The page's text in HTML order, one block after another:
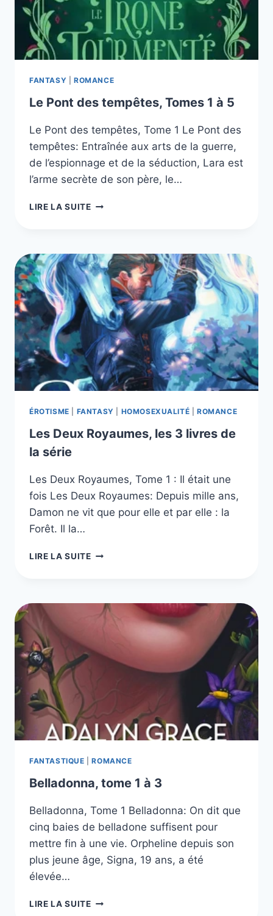
FANTASY ROMANCE
Le Pont des tempêtes, Tomes 1 à 5
Le Pont des tempêtes, Tome 1 Le Pont des
tempêtes: Entraînée aux arts de la guerre,
de l’espionnage et de la séduction, Lara est
l’arme secrète de son père, le…
LIRE LA SUITELE
TOMES
1
À
5
ÉROTISME FANTASY HOMOSEXUALITÉ |ROMANCE
Les Deux Royaumes, les 3 livres de
la série
Les Deux Royaumes, Tome 1 : Il était une
fois Les Deux Royaumes: Depuis mille ans,
Damon ne vit que pour elle et par elle : la
Forêt. Il la…
LIRE LA SUITELES
3
LIVRES
SÉRIE
FANTASTIQUE |ROMANCE
Belladonna, tome 1 à 3
Belladonna, Tome 1 Belladonna: On dit que
cinq baies de belladone suffisent pour
mettre fin à une vie. Orpheline depuis son
plus jeune âge, Signa, 19 ans, a été
élevée…
LIRE LA SUITEBELLADONNA,